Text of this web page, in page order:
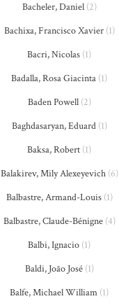
Bacheler, Daniel(2)
Bachixa, Francisco Xavier(1)
Bacri, Nicolas (1)
Badalla, Rosa Giacinta (1)
Baden Powell(2)
Baghdasaryan, Eduard(1)
Baksa, Robert (1)
Balakirev, Mily Alexeyevich(6)
Balbastre, Armand-Louis(1)
Balbastre, Claude-Bénigne(4)
Balbi, Ignacio (1)
Baldi, João José(1)
Balfe, Michael William (1)